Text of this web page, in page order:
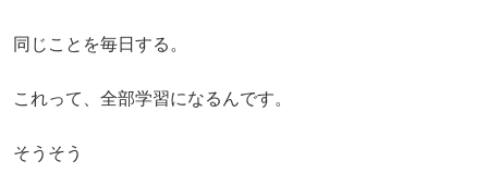
同じことを毎日する。
これって、全部学習になるんです。
そうそう